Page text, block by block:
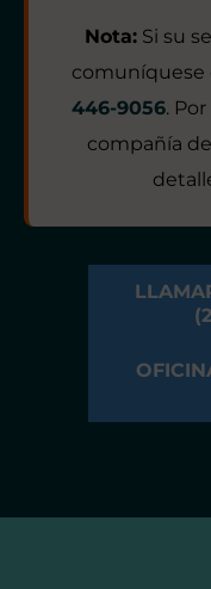
Nota: Si su
comuníquese
446-9056.
compañía